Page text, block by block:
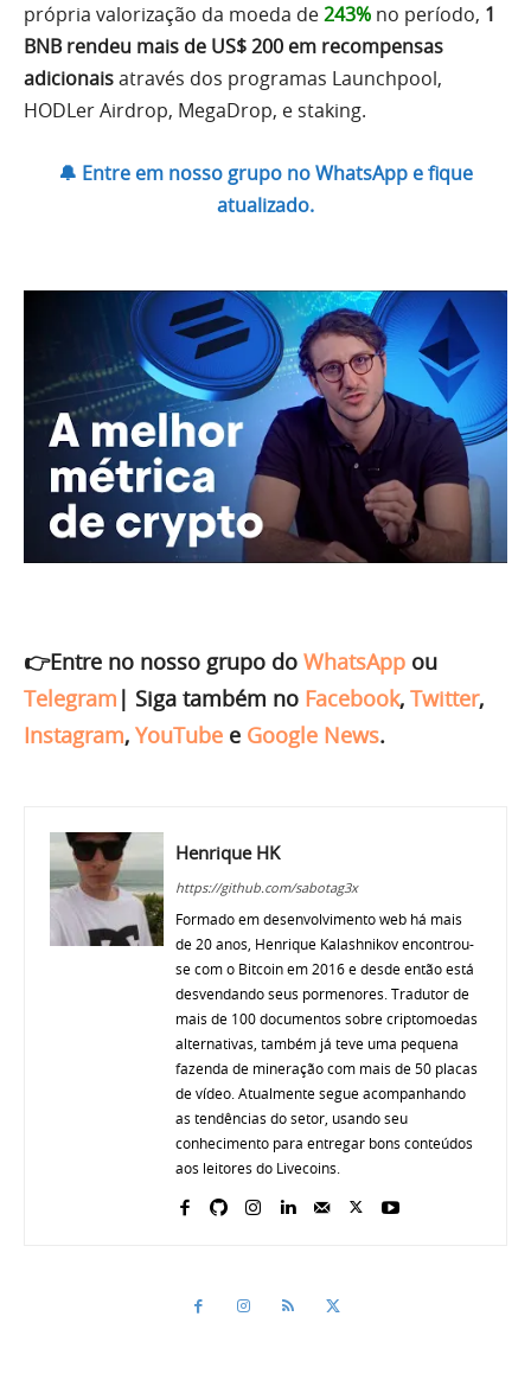
própria valorização da moeda de243% no período, 1
BNB rendeu mais de US$ 200 em recompensas
adicionaisatravés dos programas Launchpool,
HODLer Airdrop, MegaDrop, e staking.
🔔 Entre em nosso grupo no WhatsApp e fique
atualizado.
👉Entre no nosso grupo do WhatsApp ou
Telegram | Siga também no Facebook, Twitter,
Instagram, YouTube e Google News.
Henrique HK
https://github.com/sabotag3x
Formado em desenvolvimento web há mais
de 20 anos, Henrique Kalashnikov encontrou-
se com o Bitcoin em 2016 e desde então está
desvendando seus pormenores. Tradutor de
mais de 100 documentos sobre criptomoedas
alternativas, também já teve uma pequena
fazenda de mineração com mais de 50 placas
de vídeo. Atualmente segue acompanhando
as tendências do setor, usando seu
conhecimento para entregar bons conteúdos
aos leitores do Livecoins.